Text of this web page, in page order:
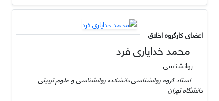
اعضای کارگروه اخلاق
محمد خدایاری فرد
روانشناسی
استاد گروه روانشناسی دانشکده روانشناسی و علوم تربیتی
دانشگاه تهران